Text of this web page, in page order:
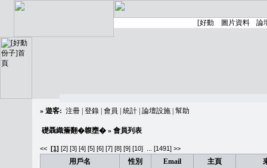
» 遊客: 注冊 登錄 會員 統計 論壇設施 幫助
礎聶織簷翻�䪖壅� » 會員列表
<< [1] [2] [3] [4] [5] [6] [7] [8] [9] [10] [1491] >>
用戶名 性別 Email 主頁